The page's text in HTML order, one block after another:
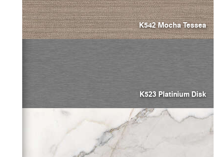
K542 Mocha Tessea
K523 Platinium Disk